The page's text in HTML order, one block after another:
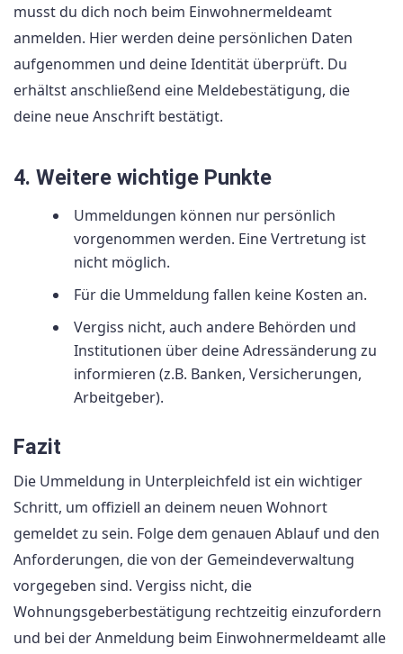
musst du dich noch beim Einwohnermeldeamt
anmelden. Hier werden deine persönlichen Daten
aufgenommen und deine Identität überprüft. Du
erhältst anschließend eine Meldebestätigung, die
deine neue Anschrift bestätigt.
4. Weitere wichtige Punkte
Ummeldungen können nur persönlich
vorgenommen werden. Eine Vertretung ist
nicht möglich.
Für die Ummeldung fallen keine Kosten an.
Vergiss nicht, auch andere Behörden und
Institutionen über deine Adressänderung zu
informieren (z.B. Banken, Versicherungen,
Arbeitgeber).
Fazit
Die Ummeldung in Unterpleichfeld ist ein wichtiger
Schritt, um offiziell an deinem neuen Wohnort
gemeldet zu sein. Folge dem genauen Ablauf und den
Anforderungen, die von der Gemeindeverwaltung
vorgegeben sind. Vergiss nicht, die
Wohnungsgeberbestätigung rechtzeitig einzufordern
und bei der Anmeldung beim Einwohnermeldeamt alle